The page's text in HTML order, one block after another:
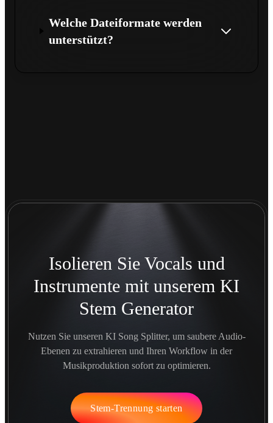
Welche Dateiformate werden
unterstützt?
Isolieren Sie Vocals und
Instrumente mit unserem KI
Stem Generator
Nutzen Sie unseren KI Song Splitter, um saubere Audio-
Ebenen zu extrahieren und Ihren Workflow in der
Musikproduktion sofort zu optimieren.
Stem-Trennung starten